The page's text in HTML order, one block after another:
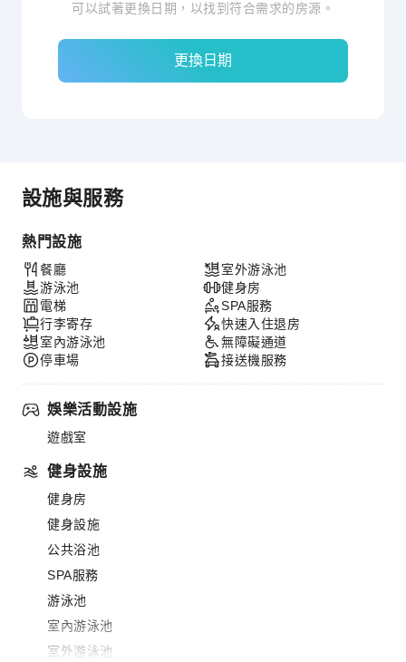
可以試著更換日期，以找到符合需求的房源。
更換日期
設施與服務
熱門設施
餐廳
游泳池
電梯
行李寄存
室內游泳池
停車場
室外游泳池
健身房
SPA服務
快速入住退房
無障礙通道
接送機服務
娛樂活動設施
遊戲室
健身設施
健身房
健身設施
公共浴池
SPA服務
游泳池
室內游泳池
室外游泳池